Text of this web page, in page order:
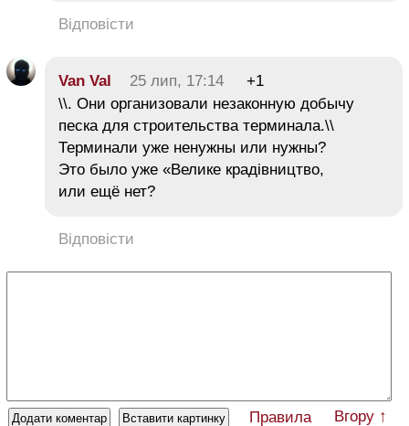
Відповісти
Van Val 25 лип, 17:14
+1
\\. Они организовали незаконную добычу
песка для строительства терминала.\\
Терминали уже ненужны или нужны?
Это было уже «Велике крадівництво,
или ещё нет?
Відповісти
Правила Вгору ↑